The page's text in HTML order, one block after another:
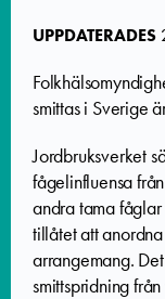
UPPDATERADES
smittas i Sverige
Jordbruksverket
fågelinfluensa
andra tama
tillåtet att
arrangemang.
smittspridning